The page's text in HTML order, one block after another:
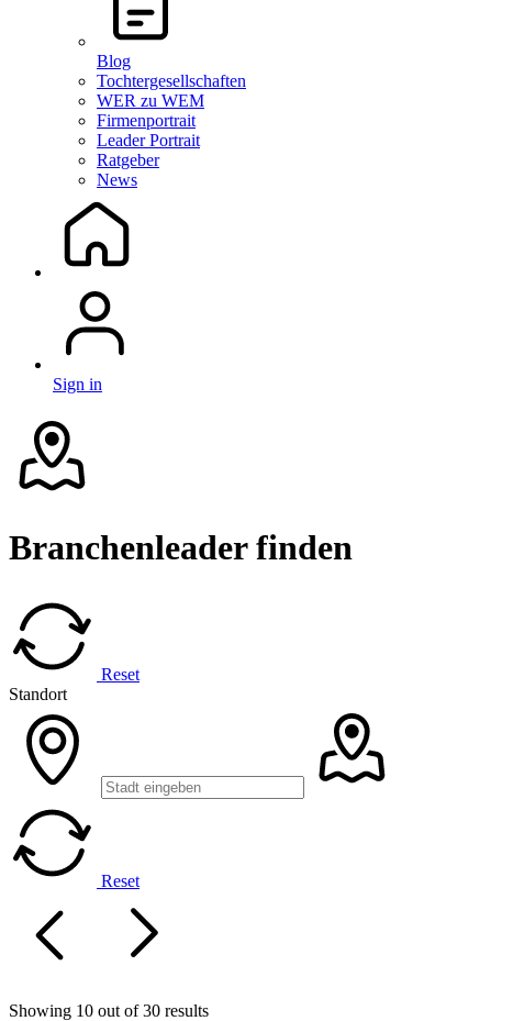
Blog
Tochtergesellschaften
WER zu WEM
Firmenportrait
Leader Portrait
Ratgeber
News
Sign in
Branchenleader finden
Reset
Standort
Reset
Showing 10 out of 30 results